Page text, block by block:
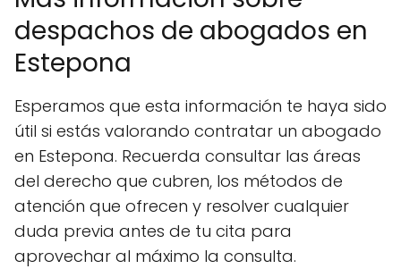
despachos de abogados en
Estepona
Esperamos que esta información te haya sido
útil si estás valorando contratar un abogado
en Estepona. Recuerda consultar las áreas
del derecho que cubren, los métodos de
atención que ofrecen y resolver cualquier
duda previa antes de tu cita para
aprovechar al máximo la consulta.